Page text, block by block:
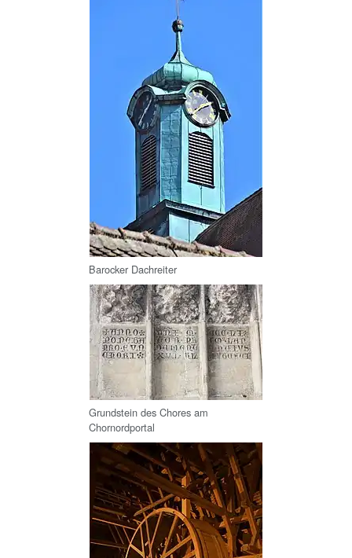
Barocker Dachreiter
Grundstein des Chores am
Chornordportal